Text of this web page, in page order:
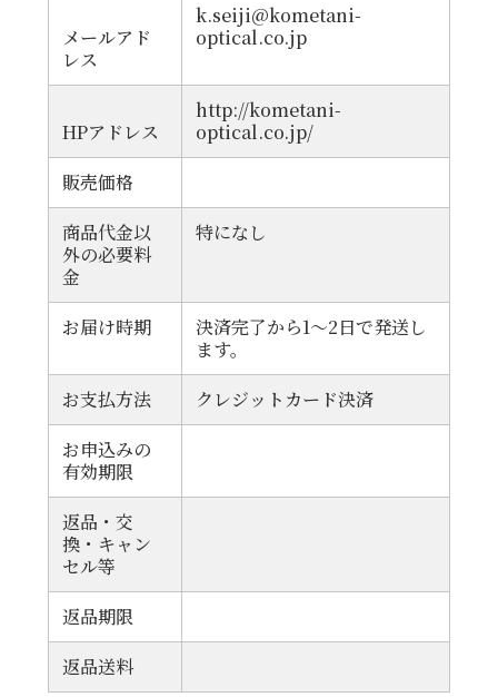
メールアド
レス
k.seiji@kometani-
optical.co.jp
HPアドレス
http://kometani-
optical.co.jp/
販売価格
商品代金以
外の必要料
金
特になし
お届け時期
決済完了から1～2日で発送し
ます。
お支払方法
クレジットカード決済
お申込みの
有効期限
返品・交
換・キャン
セル等
返品期限
返品送料